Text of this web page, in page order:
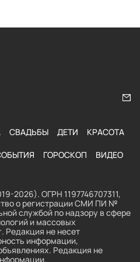
СВАДЬБЫ ДЕТИ КРАСОТА
ГОРОСКОП ВИДЕО
2026). ОГРН 1197746707311,
о регистрации СМИ ПИ №
службой по надзору в сфере
и массовых
Редакция не несет
информации,
Редакция не